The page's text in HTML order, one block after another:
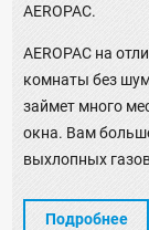
AEROPAC.
AEROPAC на
комнаты без
займет много
окна. Вам
выхлопных
Подробнее